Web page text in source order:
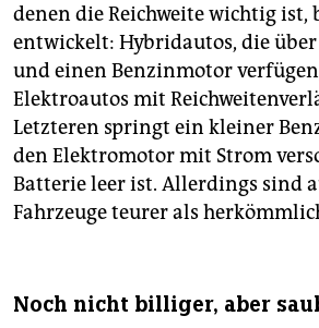
denen die Reichweite wichtig ist,
entwickelt: Hybridautos, die
und einen Benzinmotor
Elektroautos mit
Letzteren springt ein kleiner
den Elektromotor mit Strom
Batterie leer ist. Allerdings sind
Fahrzeuge teurer als
Noch nicht billiger, aber